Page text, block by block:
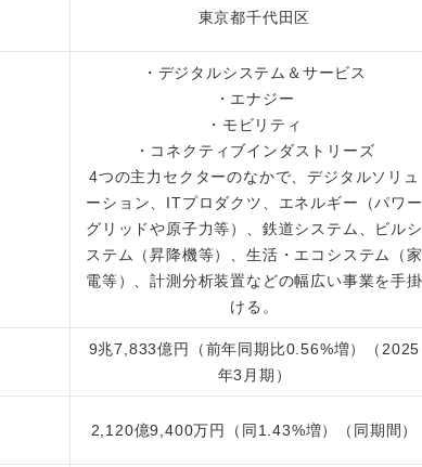
東京都千代田区
・デジタルシステム＆サービス
・エナジー
・モビリティ
・コネクティブインダストリーズ
4つの主力セクターのなかで、デジタルソリュ
ーション、ITプロダクツ、エネルギー（パワー
グリッドや原子力等）、鉄道システム、ビルシ
ステム（昇降機等）、生活・エコシステム（家
電等）、計測分析装置などの幅広い事業を手掛
ける。
9兆7,833億円（前年同期比0.56%増）（2025
年3月期）
2,120億9,400万円（同1.43%増）（同期間）